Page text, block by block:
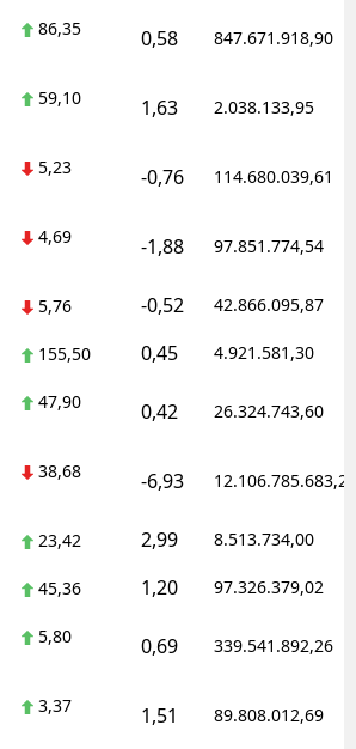
86,35 0,58 847.671.918,90
59,10 1,63 2.038.133,95
5,23 -0,76 114.680.039,61
4,69 -1,88 97.851.774,54
5,76 -0,52 42.866.095,87
155,50 0,45 4.921.581,30
47,90 0,42 26.324.743,60
38,68 -6,93 12.106.785.683,20
23,42 2,99 8.513.734,00
45,36 1,20 97.326.379,02
5,80 0,69 339.541.892,26
3,37 1,51 89.808.012,69